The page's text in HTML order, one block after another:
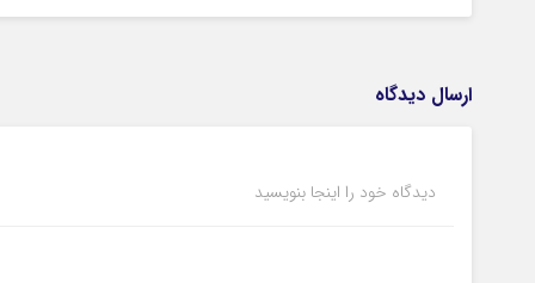
ارسال دیدگاه
دیدگاه خود را اینجا بنویسید